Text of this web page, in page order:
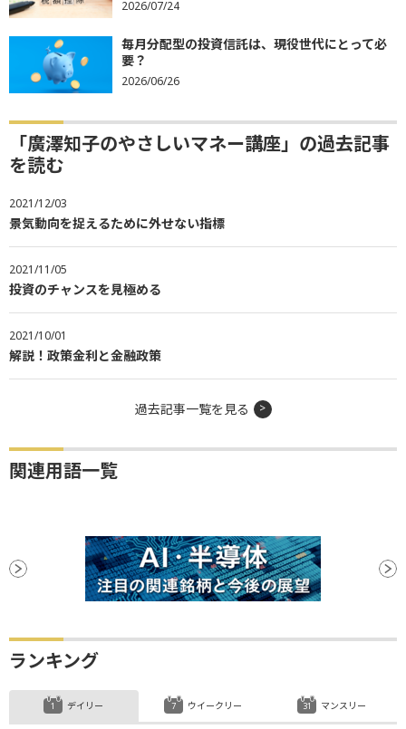
2026/07/24
毎月分配型の投資信託は、現役世代にとって必
要？
2026/06/26
「廣澤知子のやさしいマネー講座」の過去記事
を読む
2021/12/03
景気動向を捉えるために外せない指標
2021/11/05
投資のチャンスを見極める
2021/10/01
解説！政策金利と金融政策
過去記事一覧を見る
関連用語一覧
ランキング
デイリー ウイークリー マンスリー